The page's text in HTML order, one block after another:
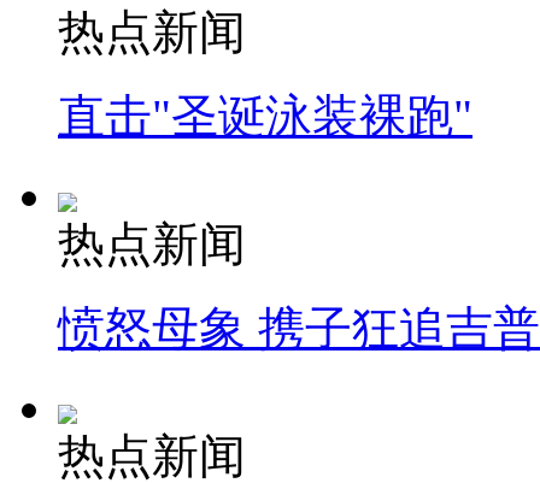
热点新闻
直击"圣诞泳装裸跑"
热点新闻
愤怒母象 携子狂追吉
热点新闻